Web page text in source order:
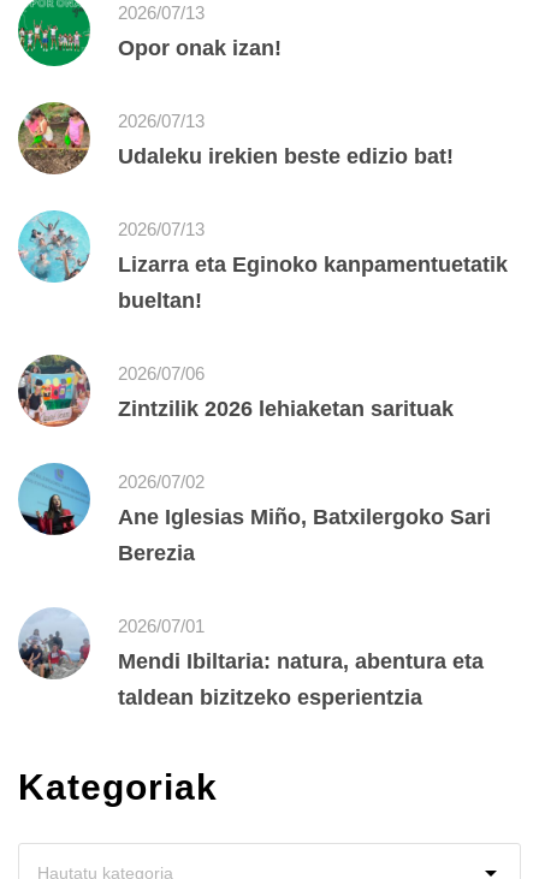
2026/07/13
Opor onak izan!
2026/07/13
Udaleku irekien beste edizio bat!
2026/07/13
Lizarra eta Eginoko kanpamentuetatik
bueltan!
2026/07/06
Zintzilik 2026 lehiaketan sarituak
2026/07/02
Ane Iglesias Miño, Batxilergoko Sari
Berezia
2026/07/01
Mendi Ibiltaria: natura, abentura eta
taldean bizitzeko esperientzia
Kategoriak